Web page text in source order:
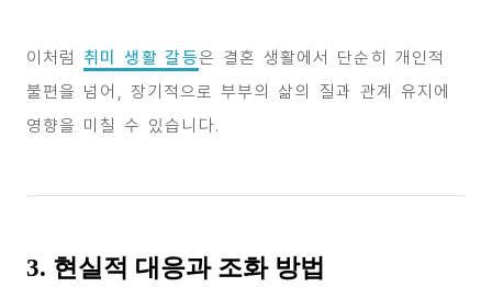
이처럼취미 생활 갈등은 결혼 생활에서 단순히 개인적
불편을 넘어, 장기적으로 부부의 삶의 질과 관계 유지에
영향을 미칠 수 있습니다.
3. 현실적 대응과 조화 방법